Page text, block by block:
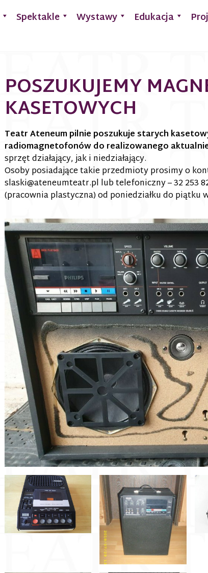
Spektakle Wystawy Edukacja
POSZUKUJEMY
KASETOWYCH
Teatr Ateneum pilnie poszukuje starych
radiomagnetofonów do realizowanego
sprzęt działający, jak i niedziałający.
Osoby posiadające takie przedmioty prosimy o
slaski@ateneumteatr.pl lub telefoniczny – 32 253
(pracownia plastyczna) od poniedziałku do piątku